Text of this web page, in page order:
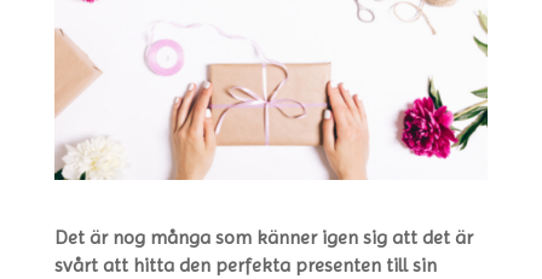
Det är nog många som känner igen sig att det är
svårt att hitta den perfekta presenten till sin